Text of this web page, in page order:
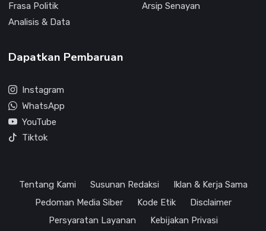
Frasa Politik
Arsip Senayan
Analisis & Data
Dapatkan Pembaruan
Instagram
WhatsApp
YouTube
Tiktok
Tentang Kami Susunan Redaksi
Iklan & Kerja Sama
Pedoman Media Siber
Kode Etik
Disclaimer
Persyaratan Layanan
Kebijakan Privasi